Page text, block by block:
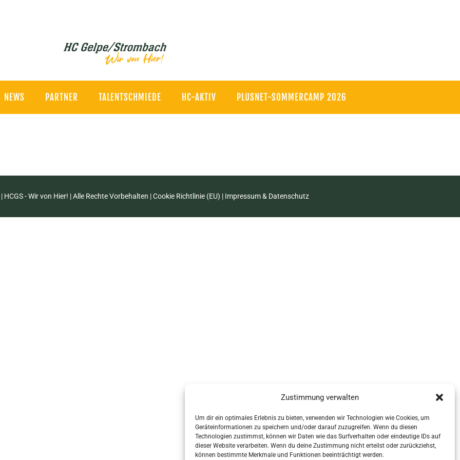
Zustimmung verwalten
Um dir ein optimales Erlebnis zu bieten, verwenden wir Technologien wie Cookies, um
Geräteinformationen zu speichern und/oder darauf zuzugreifen. Wenn du diesen
Technologien zustimmst, können wir Daten wie das Surfverhalten oder eindeutige IDs auf
dieser Website verarbeiten. Wenn du deine Zustimmung nicht erteilst oder zurückziehst,
können bestimmte Merkmale und Funktionen beeinträchtigt werden.
NEWS PARTNER TALENTSCHMIEDE HC-AKTIV PLUSNET-SOMMERCAMP 2026
HCGS - Wir von Hier! | Alle Rechte Vorbehalten |Cookie Richtlinie (EU) | Impressum & Datenschutz